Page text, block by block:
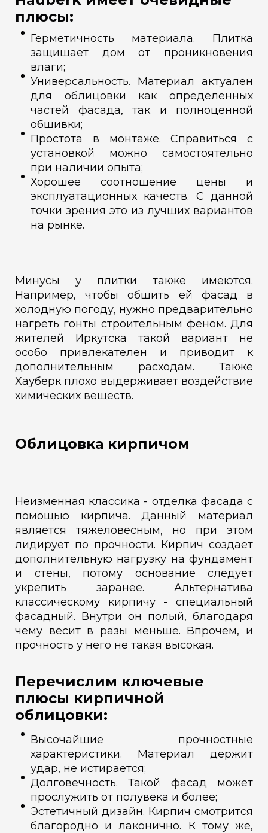
плюсы:
Герметичность материала. Плитка
защищает дом от проникновения
влаги;
Универсальность. Материал актуален
для облицовки как определенных
частей фасада, так и полноценной
обшивки;
Простота в монтаже. Справиться с
установкой можно самостоятельно
при наличии опыта;
Хорошее соотношение цены и
эксплуатационных качеств. С данной
точки зрения это из лучших вариантов
на рынке.
Минусы у плитки также имеются.
Например, чтобы обшить ей фасад в
холодную погоду, нужно предварительно
нагреть гонты строительным феном. Для
жителей Иркутска такой вариант не
особо привлекателен и приводит к
дополнительным расходам. Также
Хауберк плохо выдерживает воздействие
химических веществ.
Облицовка кирпичом
Неизменная классика - отделка фасада с
помощью кирпича. Данный материал
является тяжеловесным, но при этом
лидирует по прочности. Кирпич создает
дополнительную нагрузку на фундамент
и стены, потому основание следует
укрепить заранее. Альтернатива
классическому кирпичу - специальный
фасадный. Внутри он полый, благодаря
чему весит в разы меньше. Впрочем, и
прочность у него не такая высокая.
Перечислим ключевые
плюсы кирпичной
облицовки:
Высочайшие прочностные
характеристики. Материал держит
удар, не истирается;
Долговечность. Такой фасад может
прослужить от полувека и более;
Эстетичный дизайн. Кирпич смотрится
благородно и лаконично. К тому же,